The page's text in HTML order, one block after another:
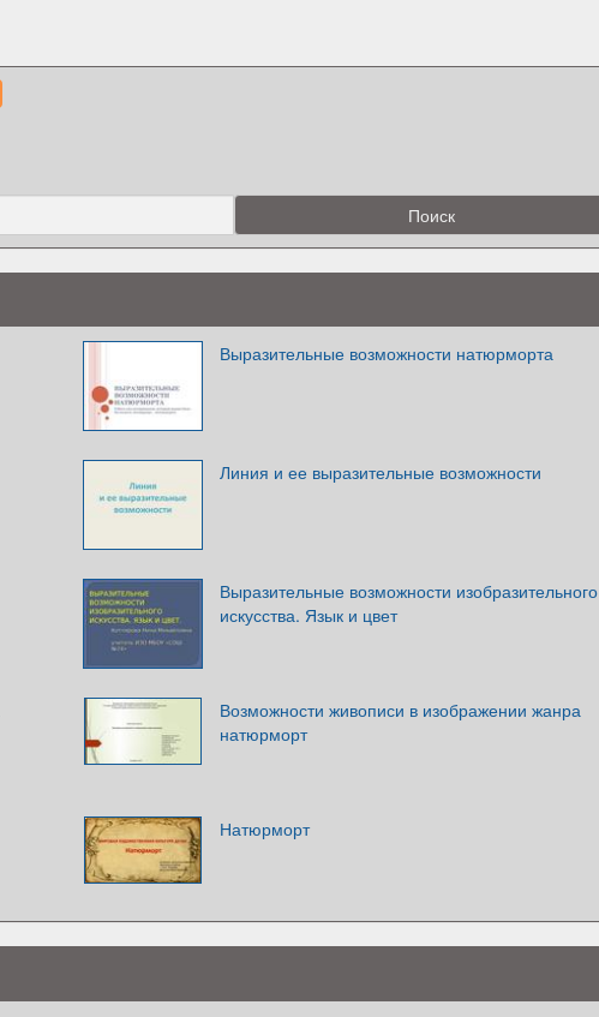
Выразительные возможности натюрморта
Линия и ее выразительные возможности
Выразительные возможности изобразительного
искусства. Язык и цвет
Возможности живописи в изображении жанра
натюрморт
Натюрморт